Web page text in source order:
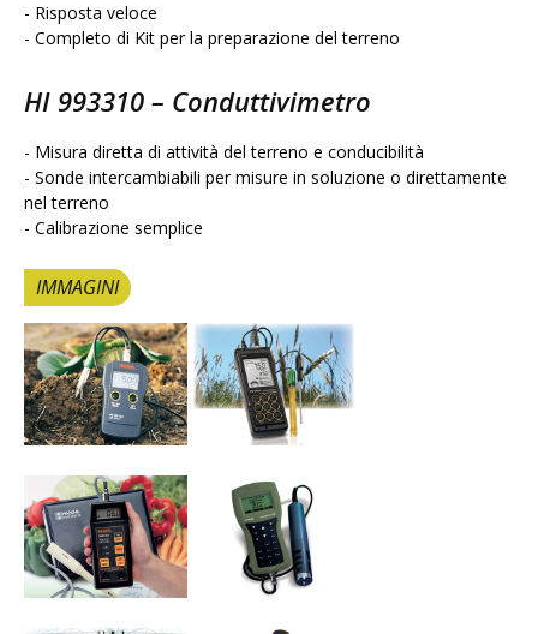
- Risposta veloce
- Completo di Kit per la preparazione del terreno
HI 993310 – Conduttivimetro
- Misura diretta di attività del terreno e conducibilità
- Sonde intercambiabili per misure in soluzione o direttamente
nel terreno
- Calibrazione semplice
IMMAGINI